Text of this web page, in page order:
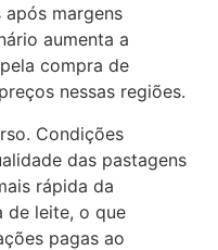
margens
aumenta a
compra de
nessas regiões.
Condições
das pastagens
rápida da
de leite, o que
pagas ao